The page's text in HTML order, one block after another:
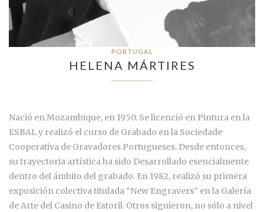
PORTUGAL
HELENA MÁRTIRES
Nació en Mozambique, en 1950. Se licenció en Pintura en la
ESBAL y realizó el curso de Grabado en la Sociedade
Cooperativa de Gravadores Portugueses. Desde entonces,
su trayectoria artística ha sido Desarrollado esencialmente
dentro del ámbito del grabado. En 1982, realizó su primera
exposición colectiva titulada “New Engravers” en la Galería
de Arte del Casino de Estoril. Otros siguieron, no sólo a nivel